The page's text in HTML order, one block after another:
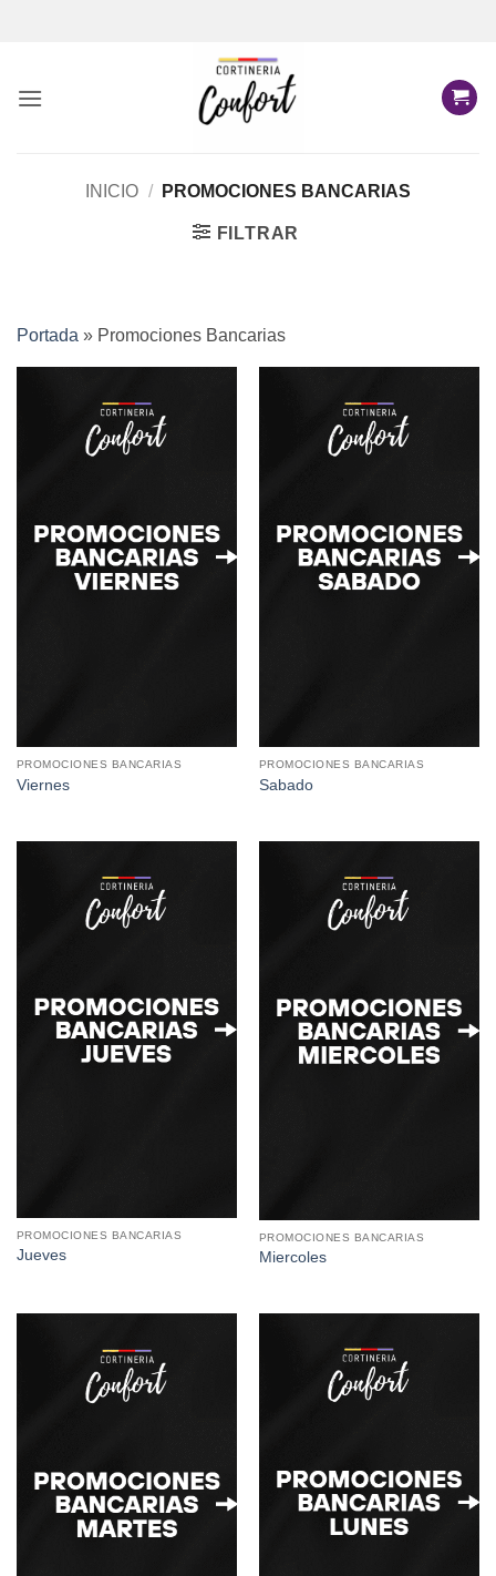
INICIO / PROMOCIONES BANCARIAS
FILTRAR
Portada » Promociones Bancarias
PROMOCIONES BANCARIAS
Viernes
PROMOCIONES BANCARIAS
Sabado
PROMOCIONES BANCARIAS
Jueves
PROMOCIONES BANCARIAS
Miercoles